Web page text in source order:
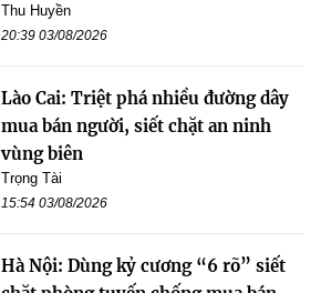
Thu Huyền
20:39 03/08/2026
Lào Cai: Triệt phá nhiều đường dây
mua bán người, siết chặt an ninh
vùng biên
Trọng Tài
15:54 03/08/2026
Hà Nội: Dùng kỷ cương “6 rõ” siết